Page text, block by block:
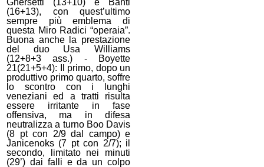
(16+13), con quest’ultimo
sempre più emblema di
questa Miro Radici “operaia”.
Buona anche la prestazione
del duo Usa Williams
(12+8+3 ass.) - Boyette
21(21+5+4): Il primo, dopo un
produttivo primo quarto, soffre
lo scontro con i lunghi
veneziani ed a tratti risulta
essere irritante in fase
offensiva, ma in difesa
neutralizza a turno Boo Davis
(8 pt con 2/9 dal campo) e
Janicenoks (7 pt con 2/7); il
secondo, limitato nei minuti
(29’) dai falli e da un colpo